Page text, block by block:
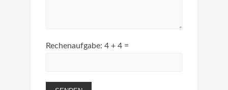
Rechenaufgabe: 4 + 4 =